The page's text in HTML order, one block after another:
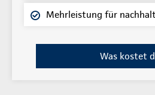
Mehrleistung für
Was kostet